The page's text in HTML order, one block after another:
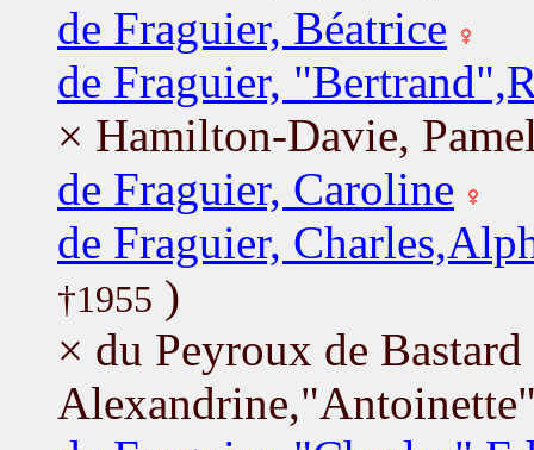
de Fraguier, Béatrice
de Fraguier,
× Hamilton-Davie,
de Fraguier, Caroline
de Fraguier,
†1955 )
× du Peyroux de